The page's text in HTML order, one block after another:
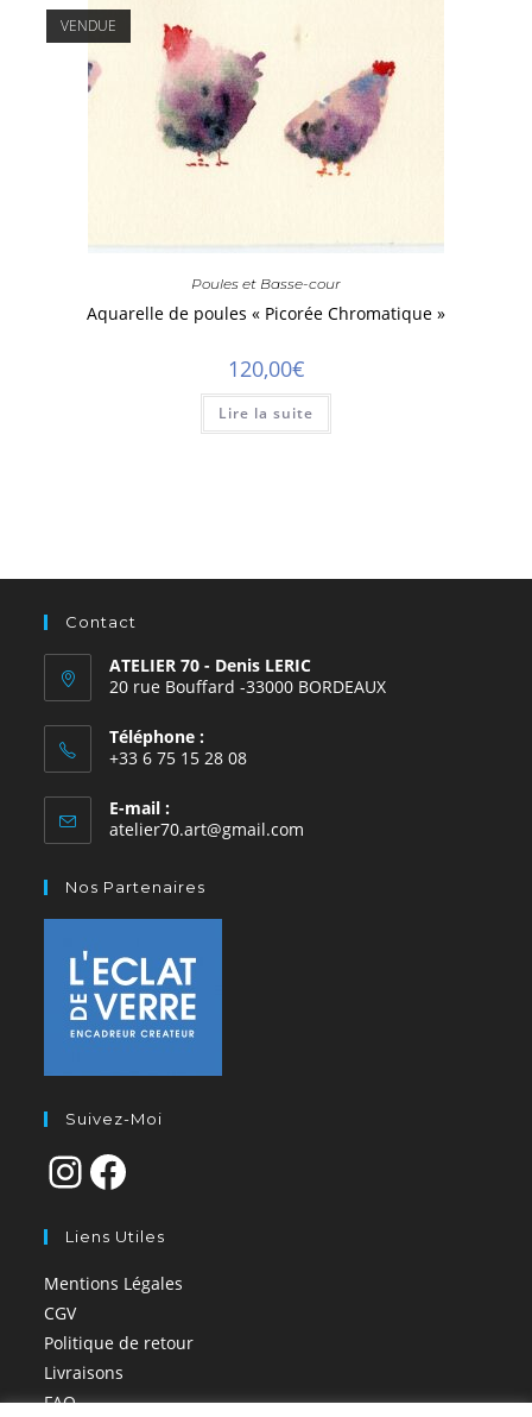
Poules et Basse-cour
Aquarelle de poules « Picorée Chromatique »
120,00€
Lire la suite
Contact
ATELIER 70 - Denis LERIC
20 rue Bouffard -33000 BORDEAUX
Téléphone :
+33 6 75 15 28 08
E-mail :
atelier70.art@gmail.com
Nos Partenaires
Suivez-Moi
Liens Utiles
Mentions Légales
CGV
Politique de retour
Livraisons
FAQ